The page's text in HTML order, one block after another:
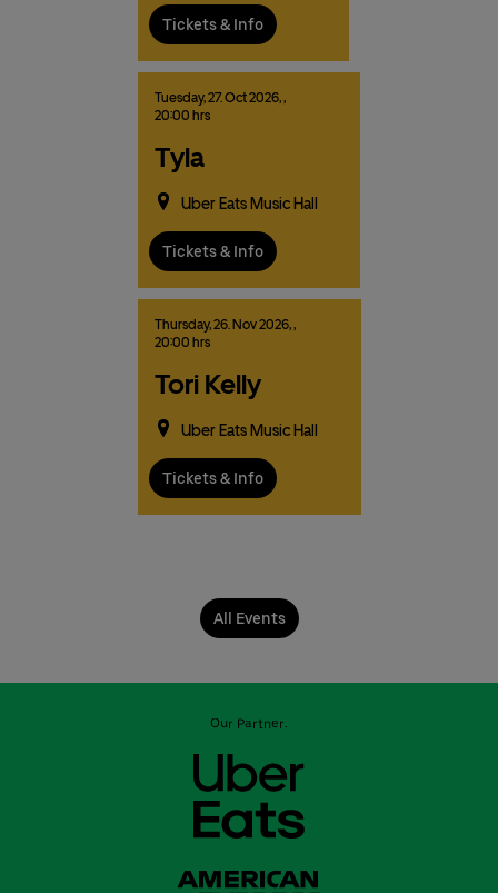
Tickets & Info
Tuesday,27.Oct2026,,
20:00 hrs
Tyla
Uber Eats Music Hall
Tickets & Info
Thursday,26. Nov2026,,
20:00 hrs
Tori Kelly
Uber Eats Music Hall
Tickets & Info
All Events
Our Partner: